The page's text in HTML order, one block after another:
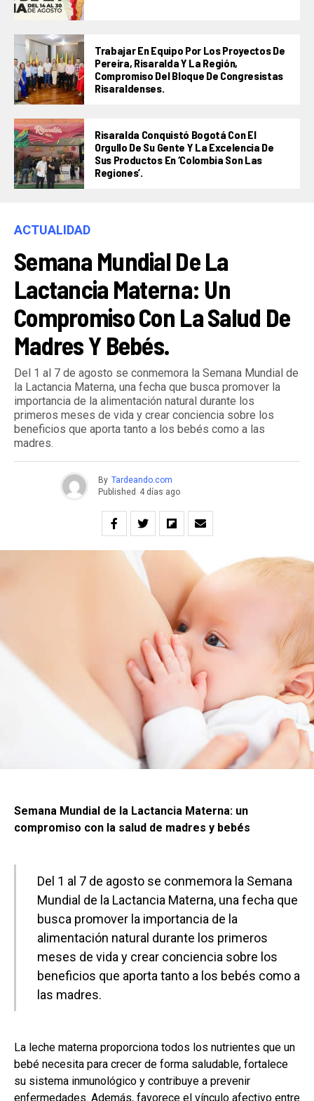
Trabajar En Equipo Por Los Proyectos De
Pereira, Risaralda Y La Región,
Compromiso Del Bloque De Congresistas
Risaraldenses.
Risaralda Conquistó Bogotá Con El
Orgullo De Su Gente Y La Excelencia De
Sus Productos En ‘Colombia Son Las
Regiones’.
ACTUALIDAD
Semana Mundial De La
Lactancia Materna: Un
Compromiso Con La Salud De
Madres Y Bebés.
Del 1 al 7 de agosto se conmemora la Semana Mundial de
la Lactancia Materna, una fecha que busca promover la
importancia de la alimentación natural durante los
primeros meses de vida y crear conciencia sobre los
beneficios que aporta tanto a los bebés como a las
madres.
By Tardeando.com
Published 4 días ago
Semana Mundial de la Lactancia Materna: un
compromiso con la salud de madres y bebés
Del 1 al 7 de agosto se conmemora la Semana
Mundial de la Lactancia Materna, una fecha que
busca promover la importancia de la
alimentación natural durante los primeros
meses de vida y crear conciencia sobre los
beneficios que aporta tanto a los bebés como a
las madres.
La leche materna proporciona todos los nutrientes que un
bebé necesita para crecer de forma saludable, fortalece
su sistema inmunológico y contribuye a prevenir
enfermedades. Además, favorece el vínculo afectivo entre